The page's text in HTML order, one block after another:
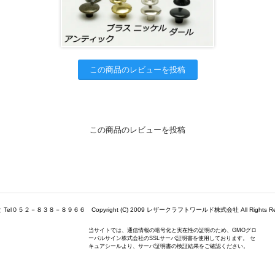
この商品のレビューを投稿
この商品のレビューを投稿
Tel０５２－８３８－８９６６ Copyright (C) 2009 レザークラフトワールド株式会社 All Rights
当サイトでは、通信情報の暗号化と実在性の証明のため、GMOグロ
ーバルサイン株式会社のSSLサーバ証明書を使用しております。 セ
キュアシールより、サーバ証明書の検証結果をご確認ください。